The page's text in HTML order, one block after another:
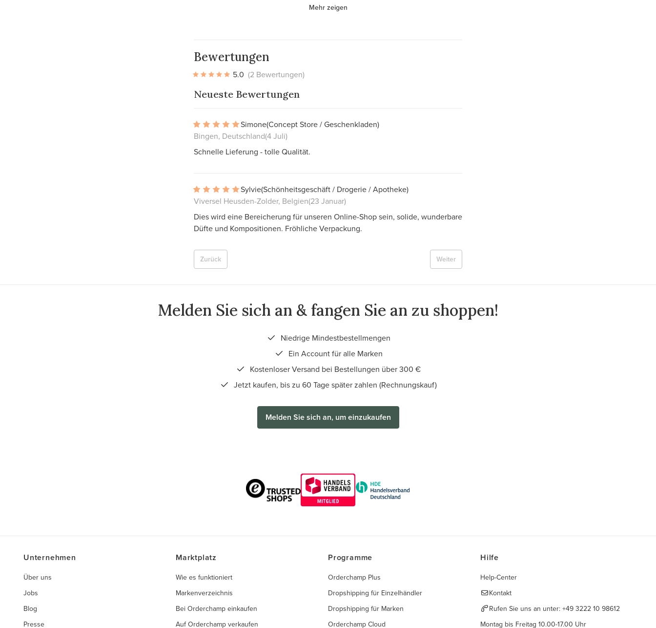
Mehr zeigen
Bewertungen
5.0 (2 Bewertungen)
Neueste Bewertungen
Simone(Concept Store / Geschenkladen)
Bingen, Deutschland(4 Juli)
Schnelle Lieferung - tolle Qualität.
Sylvie(Schönheitsgeschäft / Drogerie / Apotheke)
Viversel Heusden-Zolder, Belgien(23 Januar)
Dies wird eine Bereicherung für unseren Online-Shop sein, solide, wunderbare
Düfte und Kompositionen. Fröhliche Verpackung.
Weiter
Zurück
Melden Sie sich an & fangen Sie an zu shoppen!
Niedrige Mindestbestellmengen
Ein Account für alle Marken
Kostenloser Versand bei Bestellungen über 300 €
Jetzt kaufen, bis zu 60 Tage später zahlen (Rechnungskauf)
Melden Sie sich an, um einzukaufen
Unternehmen
Über uns
Jobs
Blog
Presse
Marktplatz
Wie es funktioniert
Markenverzeichnis
Bei Orderchamp einkaufen
Auf Orderchamp verkaufen
Programme
Orderchamp Plus
Dropshipping für Einzelhändler
Dropshipping für Marken
Orderchamp Cloud
Hilfe
Help-Center
Kontakt
Rufen Sie uns an unter: +49 3222 10 98612
Montag bis Freitag 10.00-17.00 Uhr